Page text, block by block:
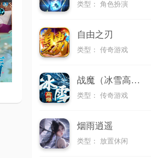
类型： 角色扮演
自由之刃
类型： 传奇游戏
战魔（冰雪高爆）
类型： 传奇游戏
烟雨逍遥
类型： 放置休闲